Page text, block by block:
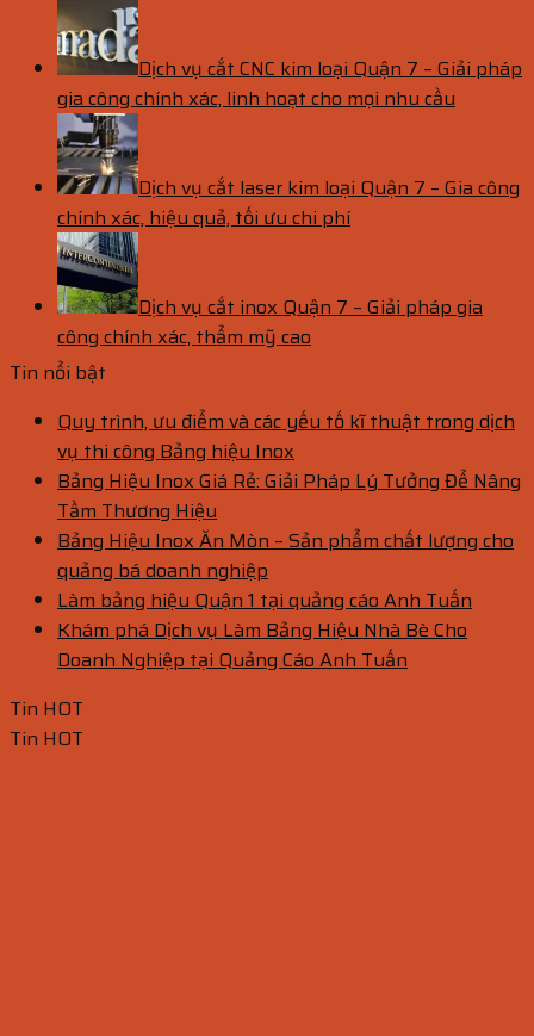
Dịch vụ cắt CNC kim loại Quận 7 – Giải pháp
gia công chính xác, linh hoạt cho mọi nhu cầu
Dịch vụ cắt laser kim loại Quận 7 – Gia công
chính xác, hiệu quả, tối ưu chi phí
Dịch vụ cắt inox Quận 7 – Giải pháp gia
công chính xác, thẩm mỹ cao
Tin nổi bật
Quy trình, ưu điểm và các yếu tố kĩ thuật trong dịch
vụ thi công Bảng hiệu Inox
Bảng Hiệu Inox Giá Rẻ: Giải Pháp Lý Tưởng Để Nâng
Tầm Thương Hiệu
Bảng Hiệu Inox Ăn Mòn – Sản phẩm chất lượng cho
quảng bá doanh nghiệp
Làm bảng hiệu Quận 1 tại quảng cáo Anh Tuấn
Khám phá Dịch vụ Làm Bảng Hiệu Nhà Bè Cho
Doanh Nghiệp tại Quảng Cáo Anh Tuấn
Tin HOT
Tin HOT